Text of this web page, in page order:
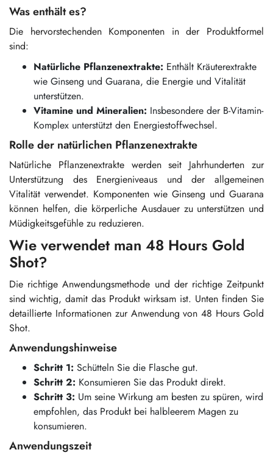
Was enthält es?
Die hervorstechenden Komponenten in der Produktformel
sind:
Natürliche Pflanzenextrakte: Enthält Kräuterextrakte
wie Ginseng und Guarana, die Energie und Vitalität
unterstützen.
Vitamine und Mineralien: Insbesondere der B-Vitamin-
Komplex unterstützt den Energiestoffwechsel.
Rolle der natürlichen Pflanzenextrakte
Natürliche Pflanzenextrakte werden seit Jahrhunderten zur
Unterstützung des Energieniveaus und der allgemeinen
Vitalität verwendet. Komponenten wie Ginseng und Guarana
können helfen, die körperliche Ausdauer zu unterstützen und
Müdigkeitsgefühle zu reduzieren.
Wie verwendet man 48 Hours Gold
Shot?
Die richtige Anwendungsmethode und der richtige Zeitpunkt
sind wichtig, damit das Produkt wirksam ist. Unten finden Sie
detaillierte Informationen zur Anwendung von 48 Hours Gold
Shot.
Anwendungshinweise
Schritt 1: Schütteln Sie die Flasche gut.
Schritt 2: Konsumieren Sie das Produkt direkt.
Schritt 3: Um seine Wirkung am besten zu spüren, wird
empfohlen, das Produkt bei halbleerem Magen zu
konsumieren.
Anwendungszeit